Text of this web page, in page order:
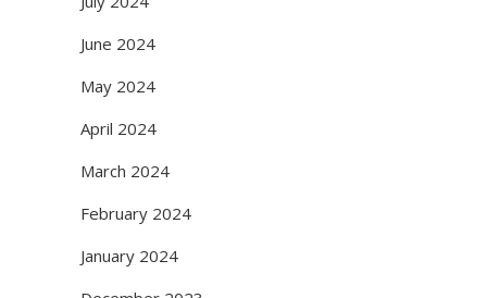
June 2024
May 2024
April 2024
March 2024
February 2024
January 2024